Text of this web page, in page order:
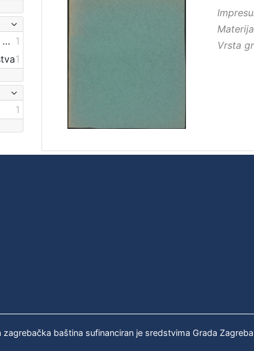
Zagreb na pragu modernog doba 1
1
1
Vrsta
zagrebačka baština sufinanciran je sredstvima Grada